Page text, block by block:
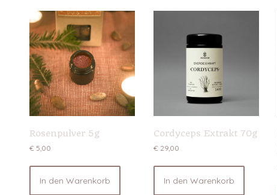
Rosenpulver 5g
€ 5,00
In den Warenkorb
Cordyceps Extrakt 70g
€ 29,00
In den Warenkorb